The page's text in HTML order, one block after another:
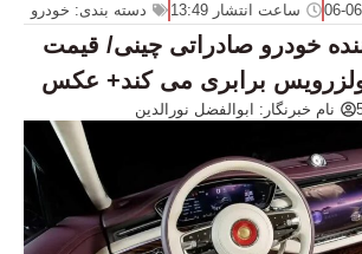
ساعت انتشار 13:49 دسته بندی: خودرو
خودرو صادراتی چینی/ قیمت
برابری می کند+ عکس
نام خبرنگار: ابوالفضل نورالدین